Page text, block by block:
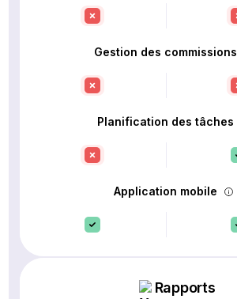
Gestion des commissions
Planification des tâches
Application mobile
Rapports